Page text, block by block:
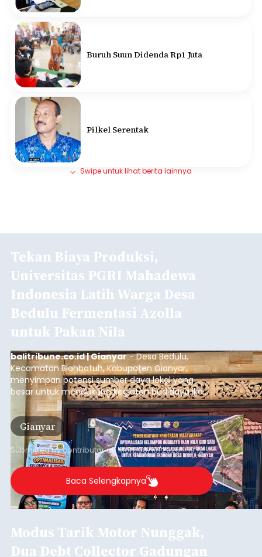
Buruh Suun Didenda Rp1 Juta
Pilkel Serentak
Swipe untuk lihat berita lainnya
Tekan Biaya Produksi,
Universitas PGRI Mahadewa
Indonesia Latih Warga Desa
Bedulu Fermentasi Azolla
untuk Pakan Nila
balitribune.co.id | Gianyar- Desa Bedulu,
Kecamatan Blahbatuh, Kabupaten Gianyar,
menyimpan potensi sumber daya lokal yang
besar untuk mendukung kegiatan budidaya ikan
nila.
Gianyar
Submitted bycontributoronMon, 08/10/2026 - 19:12
Baca Selengkapnya
Modus Tarik Motor Nunggak,
Dua Debt Collector Gadungan